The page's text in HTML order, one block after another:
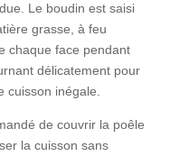
Le boudin est saisi
grasse, à feu
chaque face pendant
délicatement pour
cuisson inégale.
de couvrir la poêle
la cuisson sans